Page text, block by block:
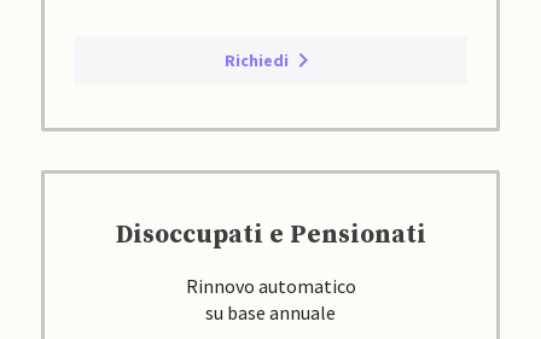
Richiedi
Disoccupati e Pensionati
Rinnovo automatico
su base annuale